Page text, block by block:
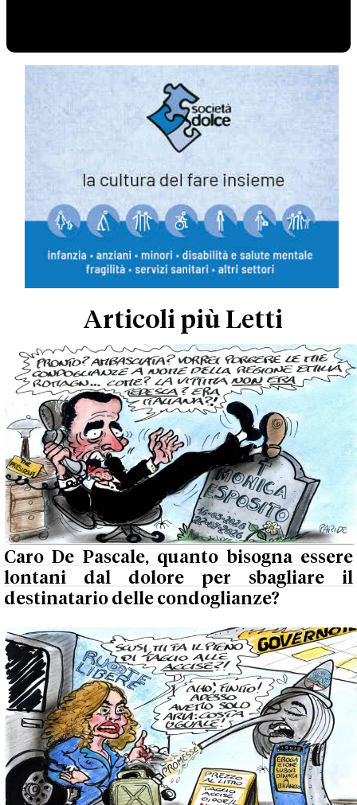
Articoli più Letti
Caro De Pascale, quanto bisogna essere
lontani dal dolore per sbagliare il
destinatario delle condoglianze?